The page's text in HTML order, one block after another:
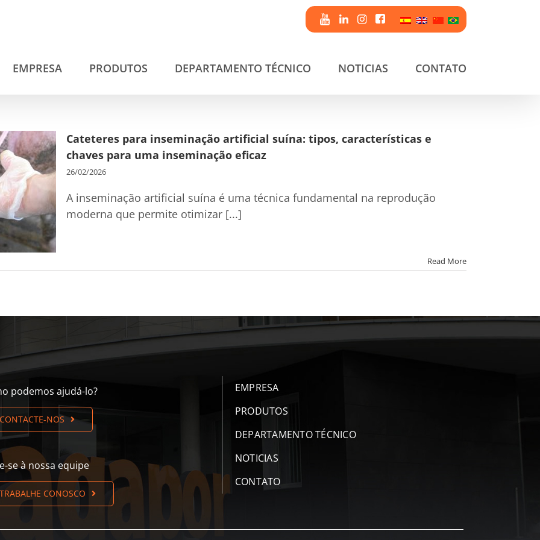
EMPRESA
PRODUTOS DEPARTAMENTO TÉCNICO NOTICIAS CONTATO
Cateteres para inseminação artificial suína: tipos, características e
chaves para uma inseminação eficaz
26/02/2026
A inseminação artificial suína é uma técnica fundamental na reprodução
moderna que permite otimizar [...]
Read More
podemos ajudá-lo?
CONTACTE-NOS
se à nossa equipe
TRABALHE CONOSCO
EMPRESA
PRODUTOS
DEPARTAMENTO TÉCNICO
NOTICIAS
CONTATO